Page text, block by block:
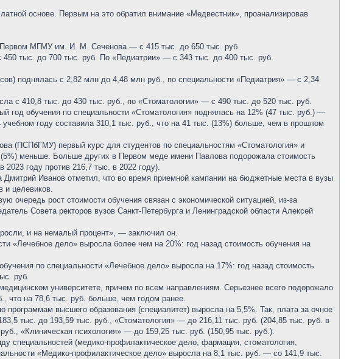
основе. Первым на это обратил внимание «Медвестник», проанализировав
Первом МГМУ им. И. М. Сеченова — с 415 тыс. до 650 тыс. руб.
450 тыс. до 700 тыс. руб. По «Педиатрии» — с 343 тыс. до 400 тыс. руб.
поднялась с 2,82 млн до 4,48 млн руб., по специальности «Педиатрия» — с 2,34
с 410,8 тыс. до 430 тыс. руб., по «Стоматологии» — с 490 тыс. до 520 тыс. руб.
год обучения по специальности «Стоматология» поднялась на 12% (47 тыс. руб.) —
году составила 310,1 тыс. руб., что на 41 тыс. (13%) больше, чем в прошлом
(ПСПбГМУ) первый курс для студентов по специальностям «Стоматология» и
меньше. Больше других в Первом меде имени Павлова подорожала стоимость
году против 216,7 тыс. в 2022 году).
Дмитрий Иванов отметил, что во время приемной кампании на бюджетные места в вузы
и целевиков.
очередь рост стоимости обучения связан с экономической ситуацией, из-за
Совета ректоров вузов Санкт-Петербурга и Ленинградской области Алексей
и на немалый процент», — заключил он.
«Лечебное дело» выросла более чем на 20%: год назад стоимость обучения на
по специальности «Лечебное дело» выросла на 17%: год назад стоимость
руб.
университете, причем по всем направлениям. Серьезнее всего подорожало
что на 78,6 тыс. руб. больше, чем годом ранее.
высшего образования (специалитет) выросла на 5,5%. Так, плата за очное
тыс. до 193,59 тыс. руб., «Стоматология» — до 216,11 тыс. руб. (204,85 тыс. руб. в
«Клиническая психология» — до 159,25 тыс. руб. (150,95 тыс. руб.).
специальностей (медико-профилактическое дело, фармация, стоматология,
«Медико-профилактическое дело» выросла на 8,1 тыс. руб. — со 141,9 тыс.